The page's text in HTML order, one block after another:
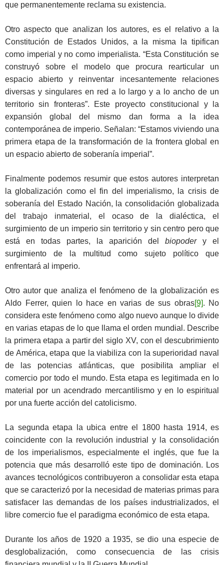
que permanentemente reclama su existencia.
Otro aspecto que analizan los autores, es el relativo a la
Constitución de Estados Unidos, a la misma la tipifican
como imperial y no como imperialista. “Esta Constitución se
construyó sobre el modelo que procura rearticular un
espacio abierto y reinventar incesantemente relaciones
diversas y singulares en red a lo largo y a lo ancho de un
territorio sin fronteras”. Este proyecto constitucional y la
expansión global del mismo dan forma a la idea
contemporánea de imperio. Señalan: “Estamos viviendo una
primera etapa de la transformación de la frontera global en
un espacio abierto de soberanía imperial”.
Finalmente podemos resumir que estos autores interpretan
la globalización como el fin del imperialismo, la crisis de
soberanía del Estado Nación, la consolidación globalizada
del trabajo inmaterial, el ocaso de la dialéctica, el
surgimiento de un imperio sin territorio y sin centro pero que
está en todas partes, la aparición del biopodery el
surgimiento de la multitud como sujeto político que
enfrentará al imperio.
Otro autor que analiza el fenómeno de la globalización es
Aldo Ferrer, quien lo hace en varias de sus obras[9]. No
considera este fenómeno como algo nuevo aunque lo divide
en varias etapas de lo que llama el orden mundial. Describe
la primera etapa a partir del siglo XV, con el descubrimiento
de América, etapa que la viabiliza con la superioridad naval
de las potencias atlánticas, que posibilita ampliar el
comercio por todo el mundo. Esta etapa es legitimada en lo
material por un acendrado mercantilismo y en lo espiritual
por una fuerte acción del catolicismo.
La segunda etapa la ubica entre el 1800 hasta 1914, es
coincidente con la revolución industrial y la consolidación
de los imperialismos, especialmente el inglés, que fue la
potencia que más desarrolló este tipo de dominación. Los
avances tecnológicos contribuyeron a consolidar esta etapa
que se caracterizó por la necesidad de materias primas para
satisfacer las demandas de los países industrializados, el
libre comercio fue el paradigma económico de esta etapa.
Durante los años de 1920 a 1935, se dio una especie de
desglobalización, como consecuencia de las crisis